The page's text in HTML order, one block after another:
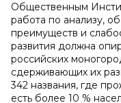
Общественным
работа по анализу,
преимуществ и
развития должна
российских
сдерживающих их
342 названия, где
есть более 10 %